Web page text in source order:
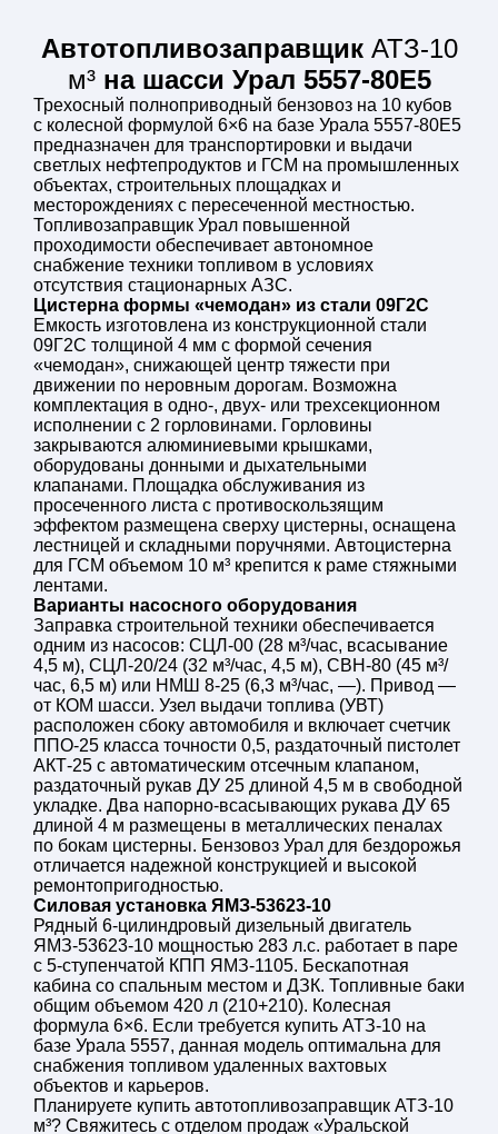
Материал крышки
горловины
аллюминий
Донный клапан
есть
Дыхательный клапанесть
Площадка
обслуживания
Площадка из
просеченного листа с
противоскользящим
эффектом с лестницей
и складывающимися
поручнями
Насос
СЦЛ-00, СЦЛ-20/24,
СВН-80, НМШ 8-25
6,3/25
Привод насоса
от КОМ
Производительность,
м3/час
28/32/45/35/6,3 (в
зависимости от модели
насоса)
Высота всасывания,
м
4,5-6,5 (в зависимости
от модели насоса)
Узел выдачи топлива сбоку автомобиля
Счетчик
ППО-25
Раздаточный
пистолет
АКТ-25
Раздаточный рукав
ДУ 25, 4,5 м свободная
укладка, 1 шт.
Рукав напорно-
всасывающий
ДУ 65 4 м – 2 шт.
Пеналы для рукавов
Металлические,
расположены по бокам
емкости
Автотопливозаправщик АТЗ-10
м³на шасси Урал 5557-80Е5
Трехосный полноприводный бензовоз на 10 кубов
с колесной формулой 6×6 на базе Урала 5557-80Е5
предназначен для транспортировки и выдачи
светлых нефтепродуктов и ГСМ на промышленных
объектах, строительных площадках и
месторождениях с пересеченной местностью.
Топливозаправщик Урал повышенной
проходимости обеспечивает автономное
снабжение техники топливом в условиях
отсутствия стационарных АЗС.
Цистерна формы «чемодан» из стали 09Г2С
Емкость изготовлена из конструкционной стали
09Г2С толщиной 4 мм с формой сечения
«чемодан», снижающей центр тяжести при
движении по неровным дорогам. Возможна
комплектация в одно-, двух- или трехсекционном
исполнении с 2 горловинами. Горловины
закрываются алюминиевыми крышками,
оборудованы донными и дыхательными
клапанами. Площадка обслуживания из
просеченного листа с противоскользящим
эффектом размещена сверху цистерны, оснащена
лестницей и складными поручнями. Автоцистерна
для ГСМ объемом 10 м³ крепится к раме стяжными
лентами.
Варианты насосного оборудования
Заправка строительной техники обеспечивается
одним из насосов: СЦЛ-00 (28 м³/час, всасывание
4,5 м), СЦЛ-20/24 (32 м³/час, 4,5 м), СВН-80 (45 м³/
час, 6,5 м) или НМШ 8-25 (6,3 м³/час, —). Привод —
от КОМ шасси. Узел выдачи топлива (УВТ)
расположен сбоку автомобиля и включает счетчик
ППО-25 класса точности 0,5, раздаточный пистолет
АКТ-25 с автоматическим отсечным клапаном,
раздаточный рукав ДУ 25 длиной 4,5 м в свободной
укладке. Два напорно-всасывающих рукава ДУ 65
длиной 4 м размещены в металлических пеналах
по бокам цистерны. Бензовоз Урал для бездорожья
отличается надежной конструкцией и высокой
ремонтопригодностью.
Силовая установка ЯМЗ-53623-10
Рядный 6-цилиндровый дизельный двигатель
ЯМЗ-53623-10 мощностью 283 л.с. работает в паре
с 5-ступенчатой КПП ЯМЗ-1105. Бескапотная
кабина со спальным местом и ДЗК. Топливные баки
общим объемом 420 л (210+210). Колесная
формула 6×6. Если требуется купить АТЗ-10 на
базе Урала 5557, данная модель оптимальна для
снабжения топливом удаленных вахтовых
объектов и карьеров.
Планируете купить автотопливозаправщик АТЗ-10
м³? Свяжитесь с отделом продаж «Уральской